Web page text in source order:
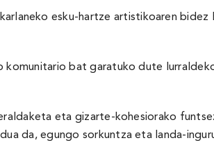
esku-hartze artistikoaren
bat garatuko dute
eta gizarte-kohesiorako
da, egungo sorkuntza eta landa-